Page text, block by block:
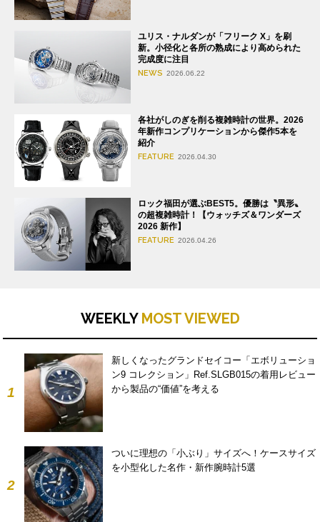
ユリス・ナルダンが「フリーク X」を刷
新。小径化と各所の熟成により高められた
完成度に注目
NEWS 2026.06.22
各社がしのぎを削る複雑時計の世界。2026
年新作コンプリケーションから傑作5本を
紹介
FEATURE 2026.04.30
ロック福田が選ぶBEST5。優勝は〝異形〟
の超複雑時計！【ウォッチズ＆ワンダーズ
2026 新作】
FEATURE 2026.04.26
WEEKLY MOST VIEWED
1
新しくなったグランドセイコー「エボリューショ
ン9 コレクション」Ref.SLGB015の着用レビュー
から製品の“価値”を考える
2
ついに理想の「小ぶり」サイズへ！ケースサイズ
を小型化した名作・新作腕時計5選